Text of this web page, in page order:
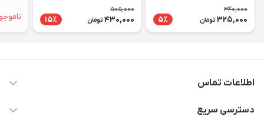
نجوا زبیان Najwa Zebian
340,000
325,000 تومان 5٪
انگلیسی هفت همسر اویلین
هوگو اثر Taylor Jenkins
Reid
505,000
430,000 تومان 15٪
اطلاعات تماس
09371742423
دسترسی سریع